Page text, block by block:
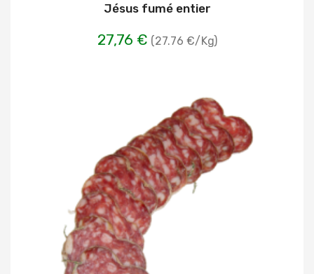
Jésus fumé entier
27,76 € (27.76 €/Kg)